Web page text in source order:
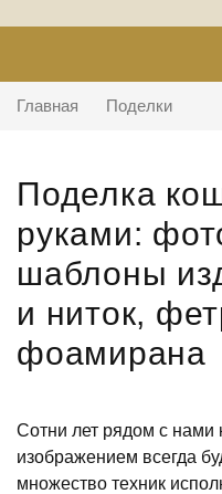
Главная Поделки
Поделка
руками:
шаблоны
и ниток,
фоамирана
Сотни лет рядом с нами
изображением всегда
множество техник